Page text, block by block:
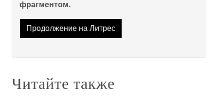
фрагментом.
Продолжение на Литрес
Читайте также